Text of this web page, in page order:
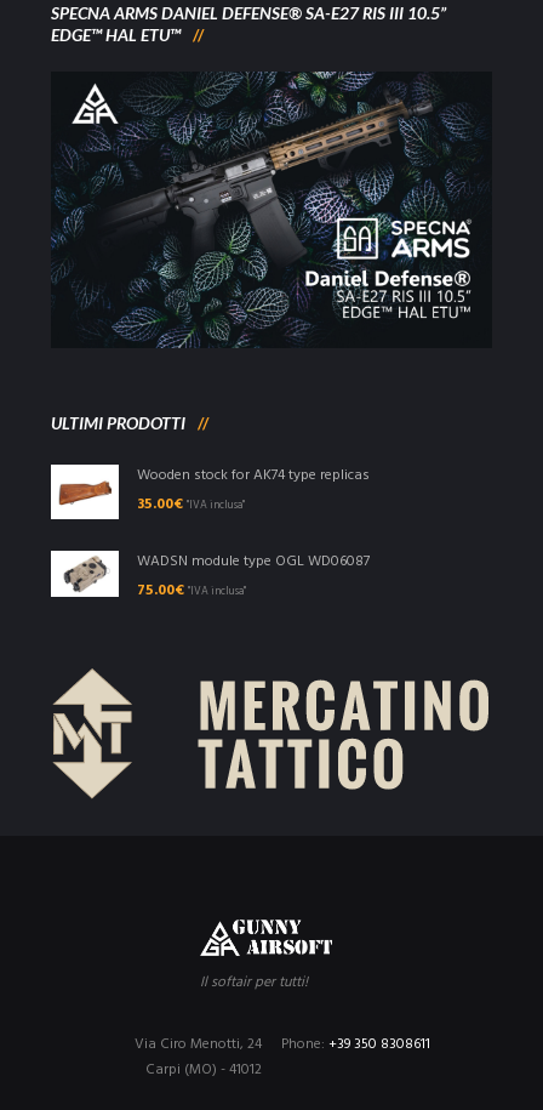
SPECNA ARMS DANIEL DEFENSE® SA-E27 RIS III 10.5”
EDGE™ HAL ETU™
ULTIMI PRODOTTI
Wooden stock for AK74 type replicas
35.00€ "IVA inclusa"
WADSN module type OGL WD06087
75.00€ "IVA inclusa"
Il softair per tutti!
Phone: +39 350 8308611
Via Ciro Menotti, 24
Carpi (MO) - 41012